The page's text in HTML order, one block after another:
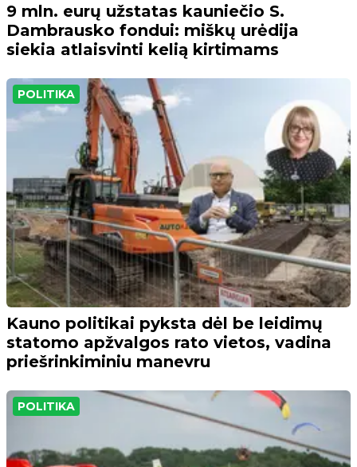
9 mln. eurų užstatas kauniečio S.
Dambrausko fondui: miškų urėdija
siekia atlaisvinti kelią kirtimams
POLITIKA
Kauno politikai pyksta dėl be leidimų
statomo apžvalgos rato vietos, vadina
priešrinkiminiu manevru
POLITIKA